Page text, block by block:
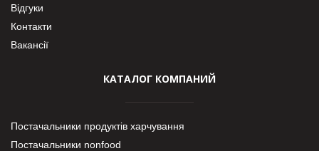
Відгуки
Контакти
Вакансії
КАТАЛОГ КОМПАНИЙ
Постачальники продуктів харчування
Постачальники nonfood